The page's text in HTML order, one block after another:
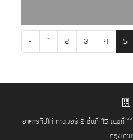
‹ 1 2 3 4 5
อาคารทิปโก้ ทาวเวอร์ 2 ชั้นที่ 15 เลขที่
กรุงเท